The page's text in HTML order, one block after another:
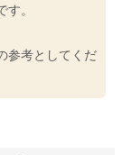
。
参考としてくだ